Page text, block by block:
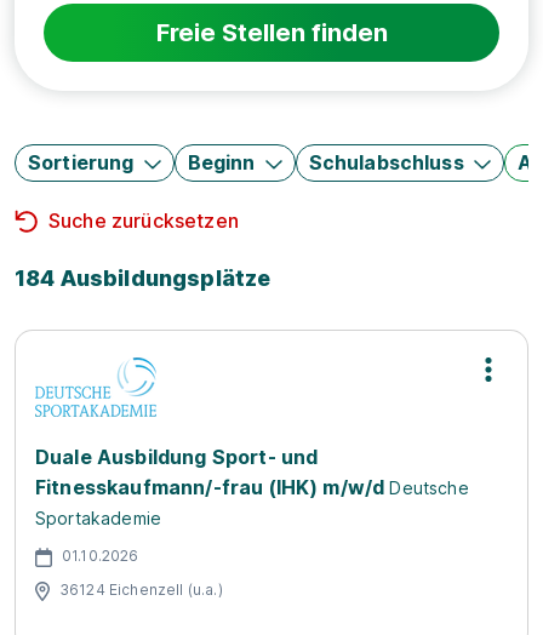
Freie Stellen finden
Sortierung Beginn Schulabschluss
Suche zurücksetzen
184 Ausbildungsplätze
Duale Ausbildung Sport- und
Fitnesskaufmann/-frau (IHK) m/w/d Deutsche
Sportakademie
01.10.2026
36124 Eichenzell (u.a.)